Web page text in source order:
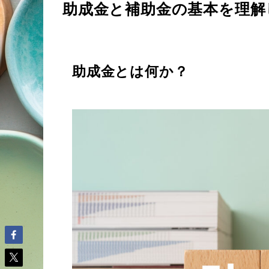
助成金と補助金の基本を理
助成金とは何か？